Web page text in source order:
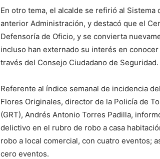
En otro tema, el alcalde se refirió al
anterior Administración, y destacó que el
Defensoría de Oficio, y se convierta
incluso han externado su interés en
través del Consejo Ciudadano de Seguridad.
Referente al índice semanal de incidencia
Flores Originales, director de la Policía de
(GRT), Andrés Antonio Torres Padilla,
delictivo en el rubro de robo a casa
robo a local comercial, con cuatro eventos;
cero eventos.